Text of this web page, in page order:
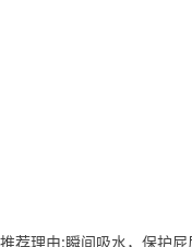
推荐理由:瞬间吸水，保护屁